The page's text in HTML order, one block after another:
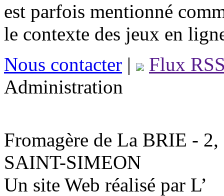
est parfois mentionné
le contexte des jeux en
Nous contacter |
Flux
Administration
Fromagère de La BRIE -
SAINT-SIMEON
Un site Web réalisé par L’